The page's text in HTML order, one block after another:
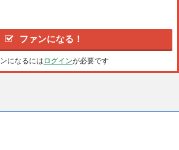
ファンになる！
になるには ログインが必要です